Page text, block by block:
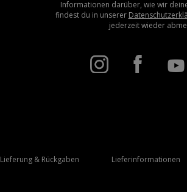
Informationen darüber, wie wir
findest du in unserer
jederzeit wieder
Lieferung & Rückgaben Lieferinformationen